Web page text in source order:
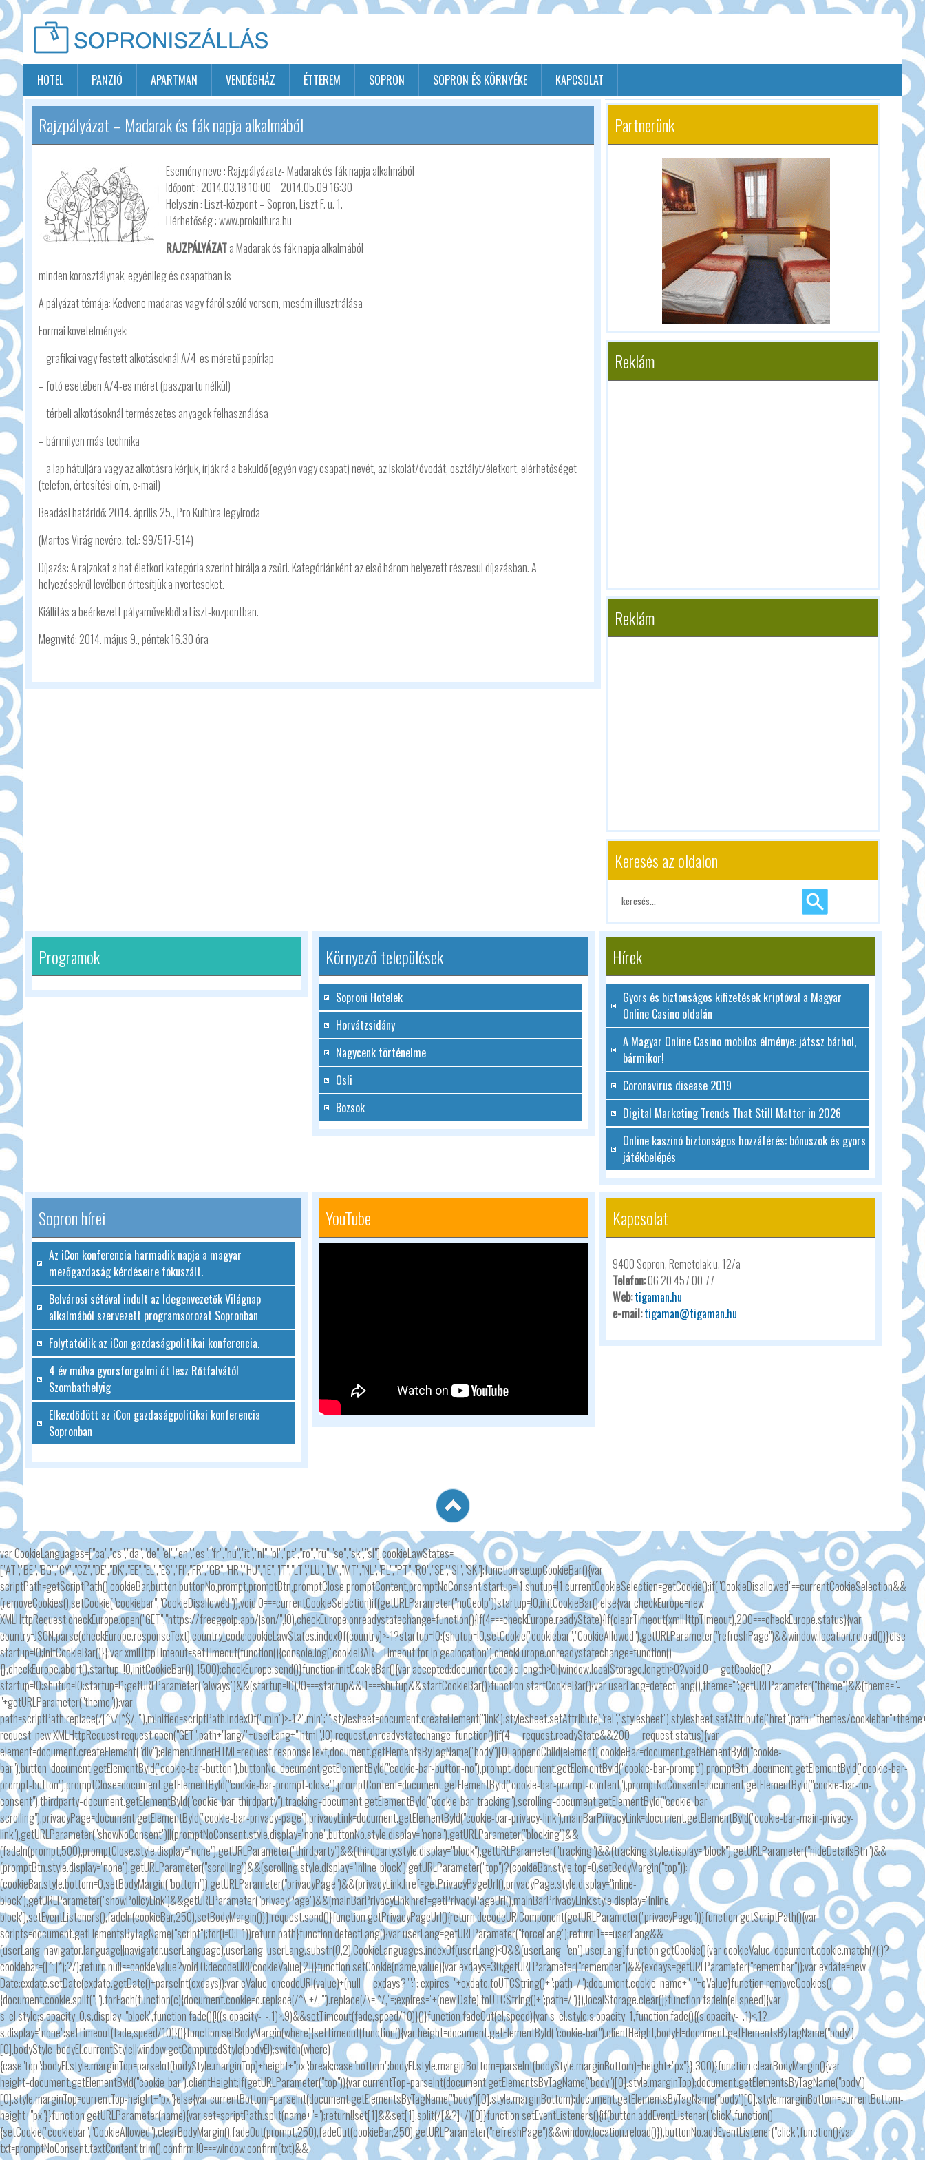
HOTEL PANZIÓ APARTMAN VENDÉGHÁZ ÉTTEREM SOPRON SOPRON ÉS KÖRNYÉKE KAPCSOLAT
Rajzpályázat – Madarak és fák napja alkalmából
Esemény neve : Rajzpályázatz- Madarak és fák napja alkalmából
Időpont : 2014.03.18 10:00 – 2014.05.09 16:30
Helyszín : Liszt-központ – Sopron, Liszt F. u. 1.
Elérhetőség : www.prokultura.hu
RAJZPÁLYÁZATa Madarak és fák napja alkalmából
minden korosztálynak, egyénileg és csapatban is
A pályázat témája: Kedvenc madaras vagy fáról szóló versem, mesém illusztrálása
Formai követelmények:
– grafikai vagy festett alkotásoknál A/4-es méretű papírlap
– fotó esetében A/4-es méret (paszpartu nélkül)
– térbeli alkotásoknál természetes anyagok felhasználása
– bármilyen más technika
– a lap hátuljára vagy az alkotásra kérjük, írják rá a beküldő (egyén vagy csapat) nevét, az iskolát/óvodát, osztályt/életkort, elérhetőséget
(telefon, értesítési cím, e-mail)
Beadási határidő: 2014. április 25., Pro Kultúra Jegyiroda
(Martos Virág nevére, tel.: 99/517-514)
Díjazás: A rajzokat a hat életkori kategória szerint bírálja a zsűri. Kategóriánként az első három helyezett részesül díjazásban. A
helyezésekről levélben értesítjük a nyerteseket.
Kiállítás a beérkezett pályaművekből a Liszt-központban.
Megnyitó: 2014. május 9., péntek 16.30 óra
Partnerünk
Reklám
Reklám
Keresés az oldalon
Programok Környező települések
Soproni Hotelek
Horvátzsidány
Nagycenk történelme
Osli
Bozsok
Hírek
Gyors és biztonságos kifizetések kriptóval a Magyar
Online Casino oldalán
A Magyar Online Casino mobilos élménye: játssz bárhol,
bármikor!
Coronavirus disease 2019
Digital Marketing Trends That Still Matter in 2026
Online kaszinó biztonságos hozzáférés: bónuszok és gyors
játékbelépés
Sopron hírei
Az iCon konferencia harmadik napja a magyar
mezőgazdaság kérdéseire fókuszált.
Belvárosi sétával indult az Idegenvezetők Világnap
alkalmából szervezett programsorozat Sopronban
Folytatódik az iCon gazdaságpolitikai konferencia.
4 év múlva gyorsforgalmi út lesz Rőtfalvától
Szombathelyig
Elkezdődött az iCon gazdaságpolitikai konferencia
Sopronban
YouTube Kapcsolat
9400 Sopron, Remetelak u. 12/a
Telefon:06 20 457 00 77
Web:tigaman.hu
e-mail:tigaman@tigaman.hu
var CookieLanguages=["ca","cs","da","de","el","en","es","fr","hu","it","nl","pl","pt","ro","ru","se","sk","sl"],cookieLawStates=
["AT","BE","BG","CY","CZ","DE","DK","EE","EL","ES","FI","FR","GB","HR","HU","IE","IT","LT","LU","LV","MT","NL","PL","PT","RO","SE","SI","SK"];function setupCookieBar(){var
scriptPath=getScriptPath(),cookieBar,button,buttonNo,prompt,promptBtn,promptClose,promptContent,promptNoConsent,startup=!1,shutup=!1,currentCookieSelection=getCookie();if("CookieDisallowed"==currentCookieSelection&&
(removeCookies(),setCookie("cookiebar","CookieDisallowed")),void 0===currentCookieSelection)if(getURLParameter("noGeoIp"))startup=!0,initCookieBar();else{var checkEurope=new
XMLHttpRequest;checkEurope.open("GET","https://freegeoip.app/json/",!0),checkEurope.onreadystatechange=function(){if(4===checkEurope.readyState){if(clearTimeout(xmlHttpTimeout),200===checkEurope.status){var
country=JSON.parse(checkEurope.responseText).country_code;cookieLawStates.indexOf(country)>-1?startup=!0:(shutup=!0,setCookie("cookiebar","CookieAllowed"),getURLParameter("refreshPage")&&window.location.reload())}else
startup=!0;initCookieBar()}};var xmlHttpTimeout=setTimeout(function(){console.log("cookieBAR - Timeout for ip geolocation"),checkEurope.onreadystatechange=function()
{},checkEurope.abort(),startup=!0,initCookieBar()},1500);checkEurope.send()}function initCookieBar(){var accepted;document.cookie.length>0||window.localStorage.length>0?void 0===getCookie()?
startup=!0:shutup=!0:startup=!1;getURLParameter("always")&&(startup=!0),!0===startup&&!1===shutup&&startCookieBar()}function startCookieBar(){var userLang=detectLang(),theme="";getURLParameter("theme")&&(theme="-
"+getURLParameter("theme"));var
path=scriptPath.replace(/[^\/]*$/,""),minified=scriptPath.indexOf(".min")>-1?".min":"",stylesheet=document.createElement("link");stylesheet.setAttribute("rel","stylesheet"),stylesheet.setAttribute("href",path+"themes/
request=new XMLHttpRequest;request.open("GET",path+"lang/"+userLang+".html",!0),request.onreadystatechange=function(){if(4===request.readyState&&200===request.status){var
element=document.createElement("div");element.innerHTML=request.responseText,document.getElementsByTagName("body")[0].appendChild(element),cookieBar=document.getElementById("cookie-
bar"),button=document.getElementById("cookie-bar-button"),buttonNo=document.getElementById("cookie-bar-button-no"),prompt=document.getElementById("cookie-bar-prompt"),promptBtn=document.getElementById("cookie-bar-
prompt-button"),promptClose=document.getElementById("cookie-bar-prompt-close"),promptContent=document.getElementById("cookie-bar-prompt-content"),promptNoConsent=document.getElementById("cookie-bar-no-
consent"),thirdparty=document.getElementById("cookie-bar-thirdparty"),tracking=document.getElementById("cookie-bar-tracking"),scrolling=document.getElementById("cookie-bar-
scrolling"),privacyPage=document.getElementById("cookie-bar-privacy-page"),privacyLink=document.getElementById("cookie-bar-privacy-link"),mainBarPrivacyLink=document.getElementById("cookie-bar-main-privacy-
link"),getURLParameter("showNoConsent")||(promptNoConsent.style.display="none",buttonNo.style.display="none"),getURLParameter("blocking")&&
(fadeIn(prompt,500),promptClose.style.display="none"),getURLParameter("thirdparty")&&(thirdparty.style.display="block"),getURLParameter("tracking")&&(tracking.style.display="block"),getURLParameter("hideDetailsBtn")&&
(promptBtn.style.display="none"),getURLParameter("scrolling")&&(scrolling.style.display="inline-block"),getURLParameter("top")?(cookieBar.style.top=0,setBodyMargin("top")):
(cookieBar.style.bottom=0,setBodyMargin("bottom")),getURLParameter("privacyPage")&&(privacyLink.href=getPrivacyPageUrl(),privacyPage.style.display="inline-
block"),getURLParameter("showPolicyLink")&&getURLParameter("privacyPage")&&(mainBarPrivacyLink.href=getPrivacyPageUrl(),mainBarPrivacyLink.style.display="inline-
block"),setEventListeners(),fadeIn(cookieBar,250),setBodyMargin()}},request.send()}function getPrivacyPageUrl(){return decodeURIComponent(getURLParameter("privacyPage"))}function getScriptPath(){var
scripts=document.getElementsByTagName("script");for(i=0;i-1))return path}function detectLang(){var userLang=getURLParameter("forceLang");return!1===userLang&&
(userLang=navigator.language||navigator.userLanguage),userLang=userLang.substr(0,2),CookieLanguages.indexOf(userLang)<0&&(userLang="en"),userLang}function getCookie(){var cookieValue=document.cookie.match(/(;)?
cookiebar=([^;]*);?/);return null==cookieValue?void 0:decodeURI(cookieValue[2])}function setCookie(name,value){var exdays=30;getURLParameter("remember")&&(exdays=getURLParameter("remember"));var exdate=new
Date;exdate.setDate(exdate.getDate()+parseInt(exdays));var cValue=encodeURI(value)+(null===exdays?"":"; expires="+exdate.toUTCString()+";path=/");document.cookie=name+"="+cValue}function removeCookies()
{document.cookie.split(";").forEach(function(c){document.cookie=c.replace(/^\ +/,"").replace(/\=.*/,"=;expires="+(new Date).toUTCString()+";path=/")}),localStorage.clear()}function fadeIn(el,speed){var
s=el.style;s.opacity=0,s.display="block",function fade(){!((s.opacity-=-.1)>.9)&&setTimeout(fade,speed/10)}()}function fadeOut(el,speed){var s=el.style;s.opacity=1,function fade(){(s.opacity-=.1)<.1?
s.display="none":setTimeout(fade,speed/10)}()}function setBodyMargin(where){setTimeout(function(){var height=document.getElementById("cookie-bar").clientHeight,bodyEl=document.getElementsByTagName("body")
[0],bodyStyle=bodyEl.currentStyle||window.getComputedStyle(bodyEl);switch(where)
{case"top":bodyEl.style.marginTop=parseInt(bodyStyle.marginTop)+height+"px";break;case"bottom":bodyEl.style.marginBottom=parseInt(bodyStyle.marginBottom)+height+"px"}},300)}function clearBodyMargin(){var
height=document.getElementById("cookie-bar").clientHeight;if(getURLParameter("top")){var currentTop=parseInt(document.getElementsByTagName("body")[0].style.marginTop);document.getElementsByTagName("body")
[0].style.marginTop=currentTop-height+"px"}else{var currentBottom=parseInt(document.getElementsByTagName("body")[0].style.marginBottom);document.getElementsByTagName("body")[0].style.marginBottom=currentBottom-
height+"px"}}function getURLParameter(name){var set=scriptPath.split(name+"=");return!!set[1]&&set[1].split(/[&?]+/)[0]}function setEventListeners(){if(button.addEventListener("click",function()
{setCookie("cookiebar","CookieAllowed"),clearBodyMargin(),fadeOut(prompt,250),fadeOut(cookieBar,250),getURLParameter("refreshPage")&&window.location.reload()}),buttonNo.addEventListener("click",function(){var
txt=promptNoConsent.textContent.trim(),confirm;!0===window.confirm(txt)&&